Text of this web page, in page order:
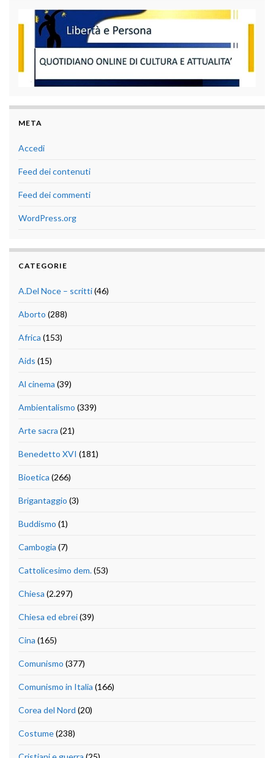
META
Accedi
Feed dei contenuti
Feed dei commenti
WordPress.org
CATEGORIE
A.Del Noce – scritti(46)
Aborto (288)
Africa (153)
Aids (15)
Al cinema (39)
Ambientalismo (339)
Arte sacra (21)
Benedetto XVI (181)
Bioetica (266)
Brigantaggio (3)
Buddismo (1)
Cambogia (7)
Cattolicesimo dem.(53)
Chiesa (2.297)
Chiesa ed ebrei(39)
Cina (165)
Comunismo (377)
Comunismo in Italia (166)
Corea del Nord (20)
Costume(238)